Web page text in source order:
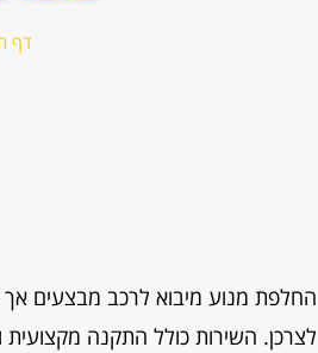
דף
החלפת מנוע מיבוא לרכב מבצעים אך
לצרכן. השירות כולל התקנה מקצועית